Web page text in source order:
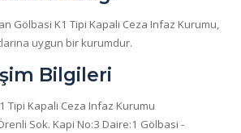
Gölbasi K1 Tipi Kapali Ceza Infaz Kurumu,
uygun bir kurumdur.
Bilgileri
Tipi Kapali Ceza Infaz Kurumu
Sok. Kapi No:3 Daire:1 Gölbasi -